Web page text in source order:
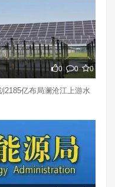
0 0 0
2185亿布局澜沧江上游水